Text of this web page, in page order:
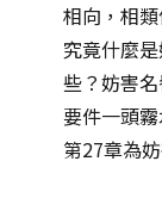
相向，相
究竟什麼
些？妨害
要件一頭
第27章為